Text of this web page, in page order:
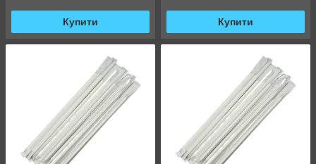
Купити Купити